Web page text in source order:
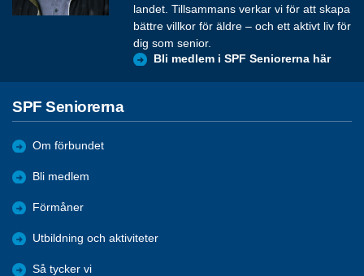
landet. Tillsammans verkar vi för att skapa
bättre villkor för äldre – och ett aktivt liv för
dig som senior.
Bli medlem i SPF Seniorerna här
SPF Seniorerna
Om förbundet
Bli medlem
Förmåner
Utbildning och aktiviteter
Så tycker vi